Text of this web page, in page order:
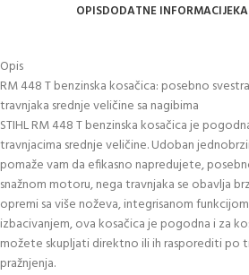
OPISDODATNE INFORMACIJE
Opis
RM 448 T benzinska kosačica: posebno
travnjaka srednje veličine sa nagibima
STIHL RM 448 T benzinska kosačica je
travnjacima srednje veličine. Udoban
pomaže vam da efikasno napredujete,
snažnom motoru, nega travnjaka se obavlja
opremi sa više noževa, integrisanom
izbacivanjem, ova kosačica je pogodna i za
možete skupljati direktno ili ih rasporediti po
pražnjenja.